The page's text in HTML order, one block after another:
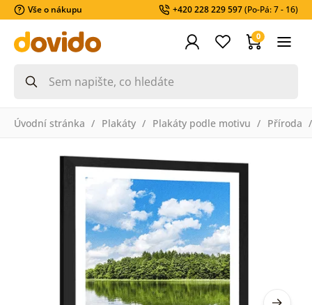
Vše o nákupu +420 228 229 597(Po-Pá: 7 - 16)
0
Úvodní stránka Plakáty Plakáty podle motivu Příroda